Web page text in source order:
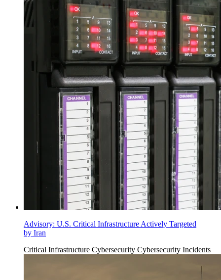
Advisory: U.S. Critical Infrastructure Actively Targeted
by Iran
Critical Infrastructure Cybersecurity Cybersecurity Incidents